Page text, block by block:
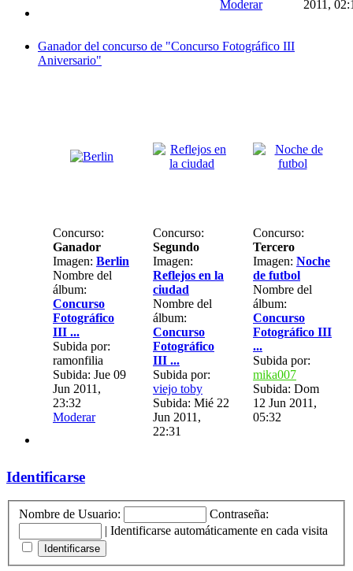
Moderar
2011,
Ganador del concurso de "Concurso Fotográfico III
Aniversario"
Concurso:
Ganador
Imagen: Berlin
Nombre del
álbum:
Concurso
Fotográfico
III ...
Subida por:
ramonfilia
Subida: Jue 09
Jun 2011,
23:32
Moderar
Concurso:
Segundo
Imagen:
Reflejos en la
ciudad
Nombre del
álbum:
Concurso
Fotográfico
III ...
Subida por:
viejo toby
Subida: Mié 22
Jun 2011,
22:31
Concurso:
Tercero
Imagen: Noche
de futbol
Nombre del
álbum:
Concurso
Fotográfico III
...
Subida por:
mika007
Subida: Dom
12 Jun 2011,
05:32
Identificarse
Nombre de Usuario:
Contraseña:
| Identificarse automáticamente en cada visita